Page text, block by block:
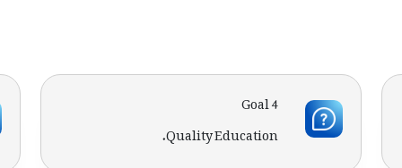
Goal 4
Quality Education.